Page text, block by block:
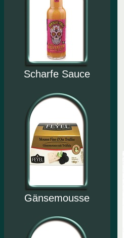
Scharfe Sauce
Gänsemousse